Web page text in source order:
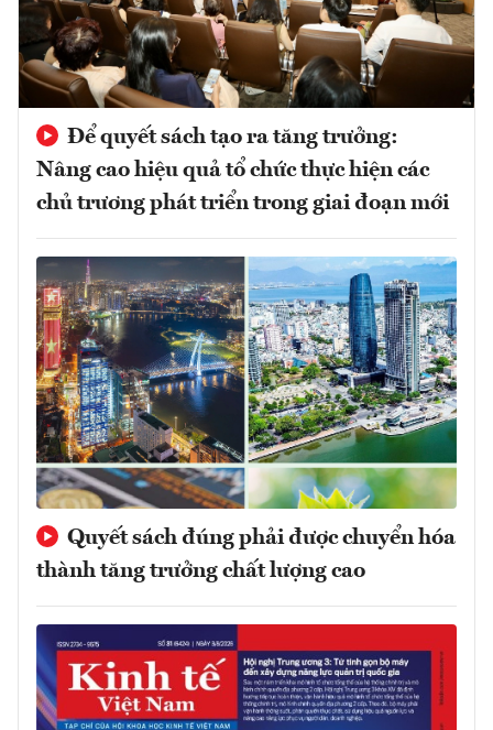
Để quyết sách tạo ra tăng trưởng:
Nâng cao hiệu quả tổ chức thực hiện các
chủ trương phát triển trong giai đoạn mới
Quyết sách đúng phải được chuyển hóa
thành tăng trưởng chất lượng cao